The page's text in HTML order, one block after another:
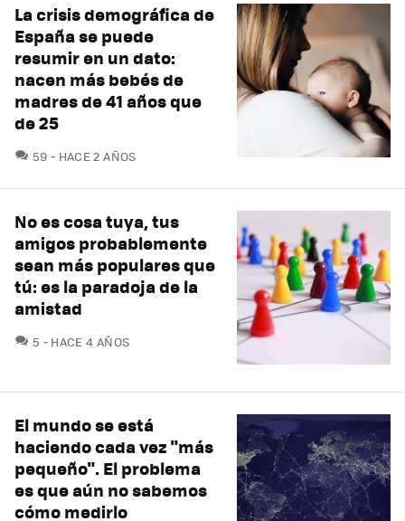
La crisis demográfica de
España se puede
resumir en un dato:
nacen más bebés de
madres de 41 años que
de 25
59 COMENTARIOS
HACE 2 AÑOS
No es cosa tuya, tus
amigos probablemente
sean más populares que
tú: es la paradoja de la
amistad
5 COMENTARIOS
HACE 4 AÑOS
El mundo se está
haciendo cada vez "más
pequeño". El problema
es que aún no sabemos
cómo medirlo